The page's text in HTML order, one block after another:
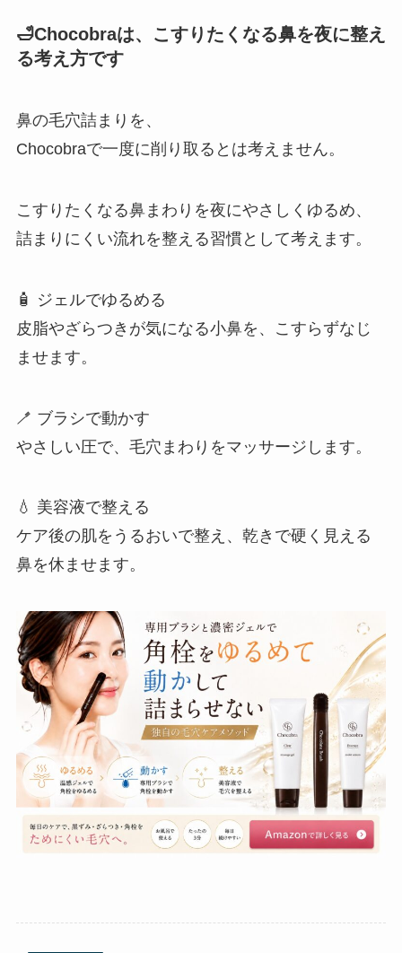
🛁Chocobraは、こすりたくなる鼻を夜に整え
る考え方です
鼻の毛穴詰まりを、
Chocobraで一度に削り取るとは考えません。
こすりたくなる鼻まわりを夜にやさしくゆるめ、
詰まりにくい流れを整える習慣として考えます。
🧴 ジェルでゆるめる
皮脂やざらつきが気になる小鼻を、こすらずなじ
ませます。
🪥 ブラシで動かす
やさしい圧で、毛穴まわりをマッサージします。
💧 美容液で整える
ケア後の肌をうるおいで整え、乾きで硬く見える
鼻を休ませます。